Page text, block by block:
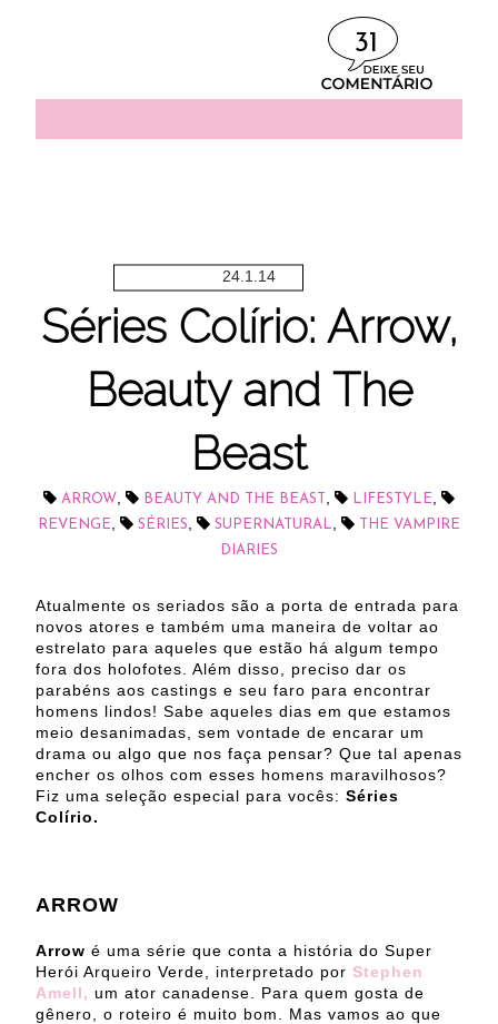
31
24.1.14
Séries Colírio: Arrow,
Beauty and The
Beast
ARROW BEAUTY AND THE BEAST LIFESTYLE
REVENGE SÉRIES SUPERNATURAL
THE VAMPIRE
DIARIES
Atualmente os seriados são a porta de entrada para
novos atores e também uma maneira de voltar ao
estrelato para aqueles que estão há algum tempo
fora dos holofotes. Além disso, preciso dar os
parabéns aos castings e seu faro para encontrar
homens lindos! Sabe aqueles dias em que estamos
meio desanimadas, sem vontade de encarar um
drama ou algo que nos faça pensar? Que tal apenas
encher os olhos com esses homens maravilhosos?
Fiz uma seleção especial para vocês: Séries
Colírio.
ARROW
Arrow é uma série que conta a história do Super
Herói Arqueiro Verde, interpretado por Stephen
Amell, um ator canadense. Para quem gosta de
gênero, o roteiro é muito bom. Mas vamos ao que